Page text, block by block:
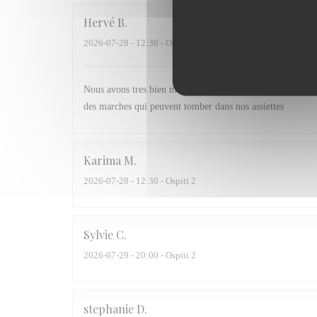
Hervé B
2026-07-28 - 12:30 - Ospiti 3
Nous avons tres bien mangé par contre la table sous l
des marches qui peuvent tomber dans nos assiettes
Karima M
2026-07-28 - 12:30 - Ospiti 2
Sylvie C
2026-07-29 - 20:00 - Ospiti 2
stephanie D